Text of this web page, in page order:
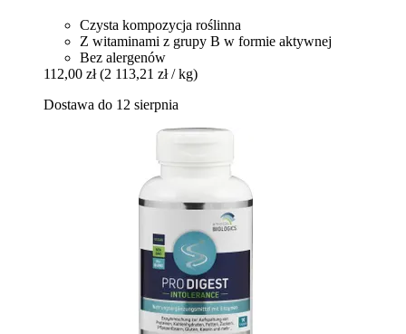
Czysta kompozycja roślinna
Z witaminami z grupy B w formie aktywnej
Bez alergenów
112,00 zł (2 113,21 zł / kg)
Dostawa do 12 sierpnia